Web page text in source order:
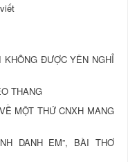
KHÔNG ĐƯỢC YÊN NGHỈ
THANG
MỘT THỨ CNXH MANG
DANH EM”, BÀI THƠ